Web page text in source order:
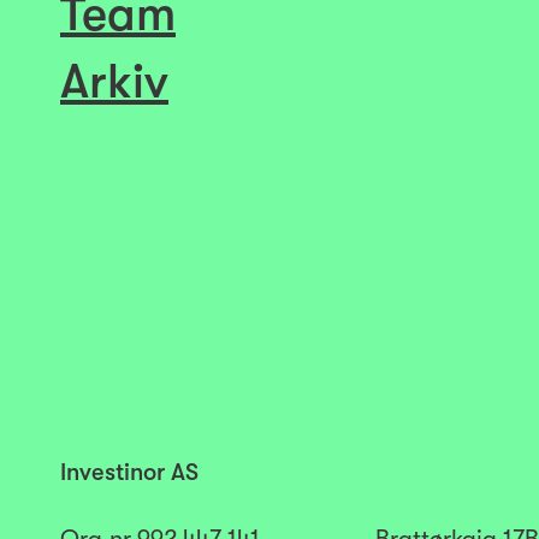
Team
Arkiv
Investinor AS